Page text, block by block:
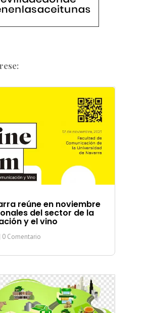
reúne en noviembre
del sector de la
y el vino
| 0 Comentario